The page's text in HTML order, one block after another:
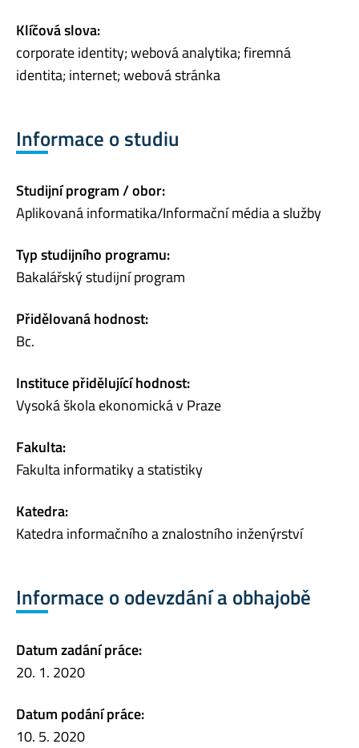
Klíčová slova:
corporate identity; webová analytika; firemná
identita; internet; webová stránka
Informace o studiu
Studijní program / obor:
Aplikovaná informatika/Informační média a služby
Typ studijního programu:
Bakalářský studijní program
Přidělovaná hodnost:
Bc.
Instituce přidělující hodnost:
Vysoká škola ekonomická v Praze
Fakulta:
Fakulta informatiky a statistiky
Katedra:
Katedra informačního a znalostního inženýrství
Informace o odevzdání a obhajobě
Datum zadání práce:
20. 1. 2020
Datum podání práce:
10. 5. 2020